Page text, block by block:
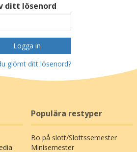
ditt lösenord
Logga in
glömt ditt lösenord?
Populära restyper
Bo på slott/Slottssemester
Minisemester